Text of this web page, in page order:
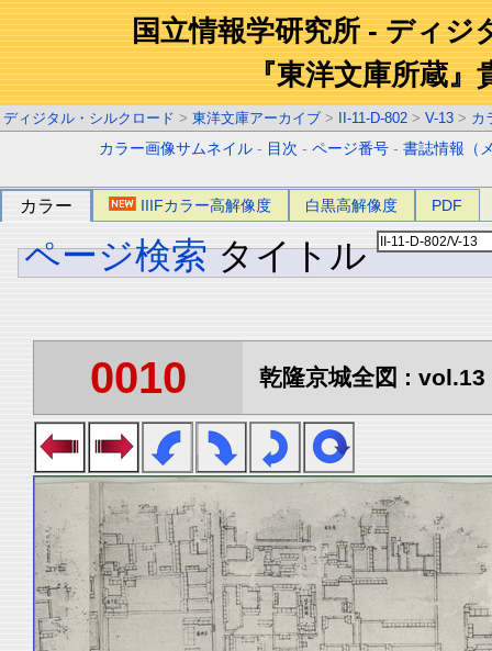
国立情報学研究所 - ディジ
『東洋文庫所蔵』
ディジタル・シルクロード > 東洋文庫アーカイブ > II-11-D-802 > V-13 > カ
カラー画像サムネイル - 目次 -ページ番号 -書誌情報（
カラー IIIFカラー高解像度 白黒高解像度 PDF
ページ検索 タイトル
0010 乾隆京城全図 : vol.13